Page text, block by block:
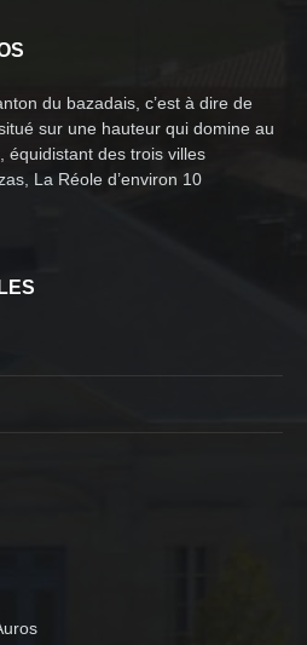
du bazadais, c’est à dire de
sur une hauteur qui domine au
équidistant des trois villes
La Réole d’environ 10